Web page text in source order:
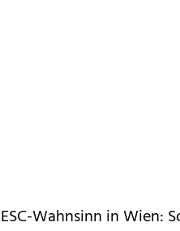
ESC-Wahnsinn in Wien: